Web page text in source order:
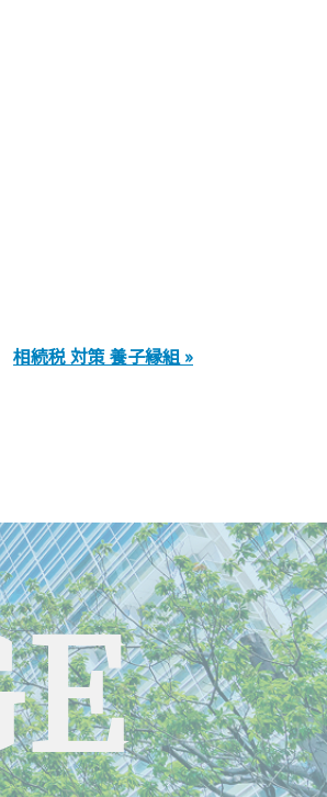
相続税 対策 養子縁組 »